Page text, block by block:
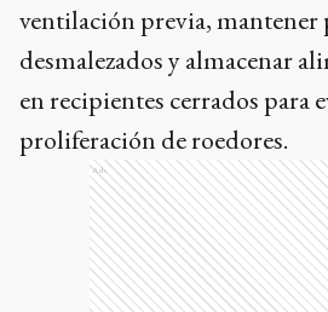
ventilación previa, mantener
desmalezados y almacenar
en recipientes cerrados para
proliferación de roedores.
Ads